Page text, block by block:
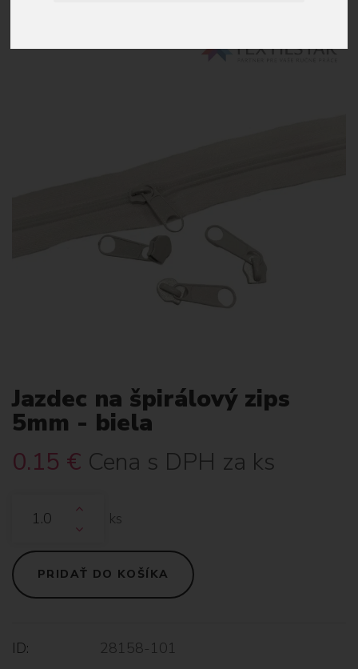
Jazdec na špirálový zips
5mm - biela
0.15 € Cena s DPH za ks
ks
PRIDAŤ DO KOŠÍKA
ID: 28158-101